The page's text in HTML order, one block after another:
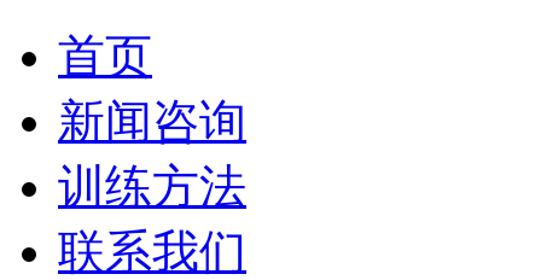
首页
新闻咨询
训练方法
联系我们